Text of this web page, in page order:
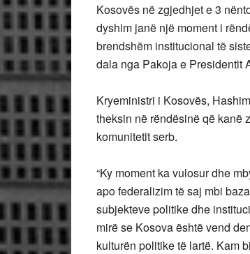
Kosovës në zgjedhjet e 3
dyshim janë një moment i
brendshëm institucional të
dala nga Pakoja e Presidentit
Kryeministri i Kosovës,
theksin në rëndësinë që kanë
komunitetit serb.
“Ky moment ka vulosur dhe
apo federalizim të saj mbi
subjekteve politike dhe
mirë se Kosova është vend
kulturën politike të lartë. Kam